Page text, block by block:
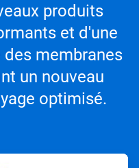
produits
et d'une
membranes
un nouveau
optimisé.​​​​​​​